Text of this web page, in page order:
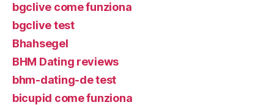
bgclive come funziona
bgclive test
Bhahsegel
BHM Dating reviews
bhm-dating-de test
bicupid come funziona